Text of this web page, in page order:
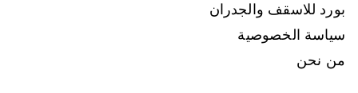
بورد للاسقف والجدران
سياسة الخصوصية
من نحن